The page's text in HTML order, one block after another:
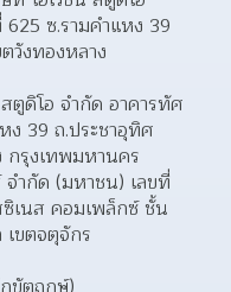
ซ.รามคำแหง 39
วังทองหลาง
ตูดิโอ จำกัด อาคารทัศ
ง 39 ถ.ประชาอุทิศ
กรุงเทพมหานคร
ำกัด (มหาชน) เลขที่
เนส คอมเพล็กซ์ ชั้น
ขตจตุจักร